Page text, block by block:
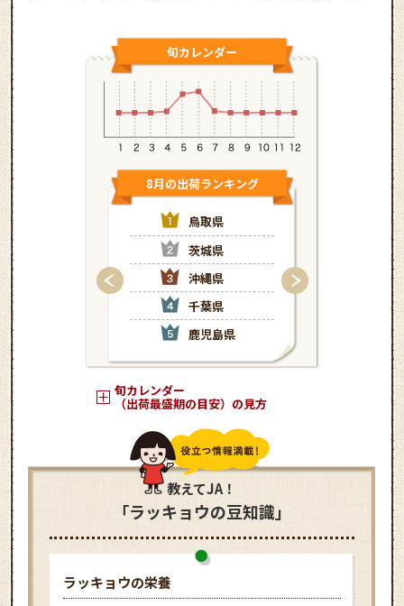
旬カレンダー
8月の出荷ランキング
鳥取県
茨城県
沖縄県
千葉県
鹿児島県
9月の出荷
茨
沖
埼
鹿
宮
旬カレンダー
（出荷最盛期の目安）の見方
教えてJA！
「ラッキョウの豆知識」
ラッキョウの栄養